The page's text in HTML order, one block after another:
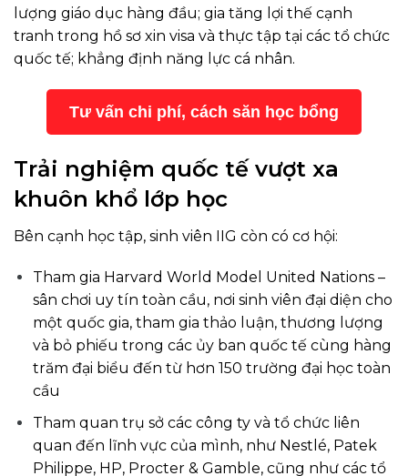
lượng giáo dục hàng đầu; gia tăng lợi thế cạnh
tranh trong hồ sơ xin visa và thực tập tại các tổ chức
quốc tế; khẳng định năng lực cá nhân.
Tư vấn chi phí, cách săn học bổng
Trải nghiệm quốc tế vượt xa
khuôn khổ lớp học
Bên cạnh học tập, sinh viên IIG còn có cơ hội:
Tham gia Harvard World Model United Nations –
sân chơi uy tín toàn cầu, nơi sinh viên đại diện cho
một quốc gia, tham gia thảo luận, thương lượng
và bỏ phiếu trong các ủy ban quốc tế cùng hàng
trăm đại biểu đến từ hơn 150 trường đại học toàn
cầu
Tham quan trụ sở các công ty và tổ chức liên
quan đến lĩnh vực của mình, như Nestlé, Patek
Philippe, HP, Procter & Gamble, cũng như các tổ